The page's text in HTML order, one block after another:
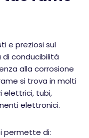
e preziosi sul
conducibilità
alla corrosione
si trova in molti
elettrici, tubi,
elettronici.
permette di: